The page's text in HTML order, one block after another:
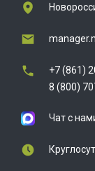
+7 (861)
8 (800)
Чат с